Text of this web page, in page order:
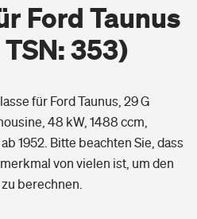
Ford Taunus
353)
für Ford Taunus, 29 G
48 kW, 1488 ccm,
1952. Bitte beachten Sie, dass
von vielen ist, um den
berechnen.